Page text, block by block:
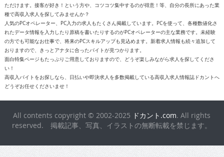
ただけます。接客が好き！という方や、コツコツ集中するのが得意！等、自分の長所にあった業
種で高収入求人を探してみませんか？
人気のPCオペレーター、PC入力の求人もたくさん掲載しています。PCを使って、各種数値化さ
れたデータ情報を入力したり原稿を書いたりするのがPCオペレーターの主な業務です。未経験
の方でも可能なお仕事で、将来のPCスキルアップも見込めます。新着求人情報も続々追加して
おりますので、きっとアナタに合ったバイトが見つかります。
面白特集ページもたっぷりご用意しておりますので、どうぞ楽しみながら求人を探してくださ
い！
高収入バイトをお探しなら、日払いや即決求人を多数掲載している高収入求人情報誌ドカントへ
どうぞお任せくださいませ！
All contents copyright © 2002-2025 ドカント.com. All rights
reserved. 掲載記事、写真、イラストの無断転載を禁じます。